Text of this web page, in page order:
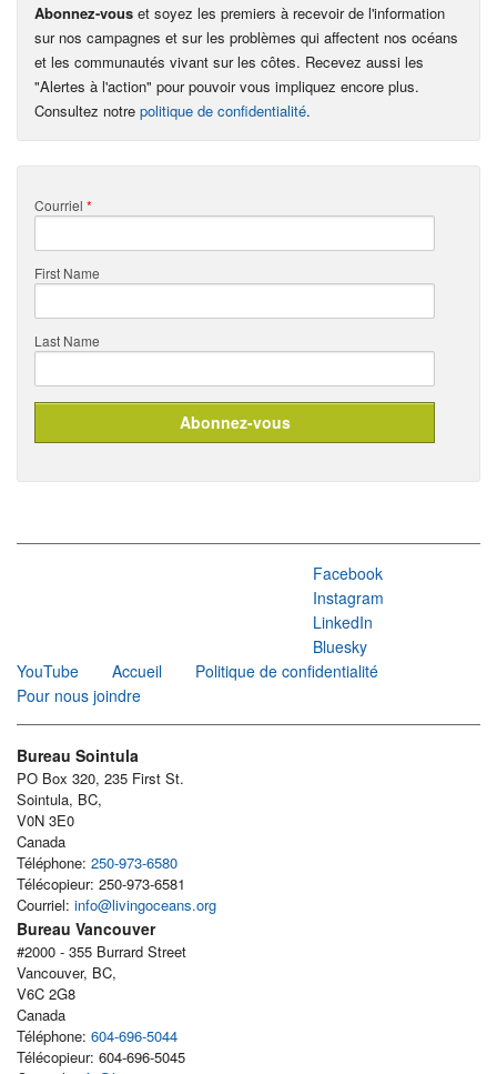
Abonnez-vous et soyez les premiers à recevoir de l'information
sur nos campagnes et sur les problèmes qui affectent nos océans
et les communautés vivant sur les côtes. Recevez aussi les
"Alertes à l'action" pour pouvoir vous impliquez encore plus.
Consultez notre politique de confidentialité.
Courriel *
First Name
Last Name
Facebook
Instagram
LinkedIn
Bluesky
YouTube
Accueil
Politique de confidentialité
Pour nous joindre
Bureau Sointula
PO Box 320, 235 First St.
Sointula, BC,
V0N 3E0
Canada
Téléphone: 250-973-6580
Télécopieur: 250-973-6581
Courriel: info@livingoceans.org
Bureau Vancouver
#2000 - 355 Burrard Street
Vancouver, BC,
V6C 2G8
Canada
Téléphone: 604-696-5044
Télécopieur: 604-696-5045